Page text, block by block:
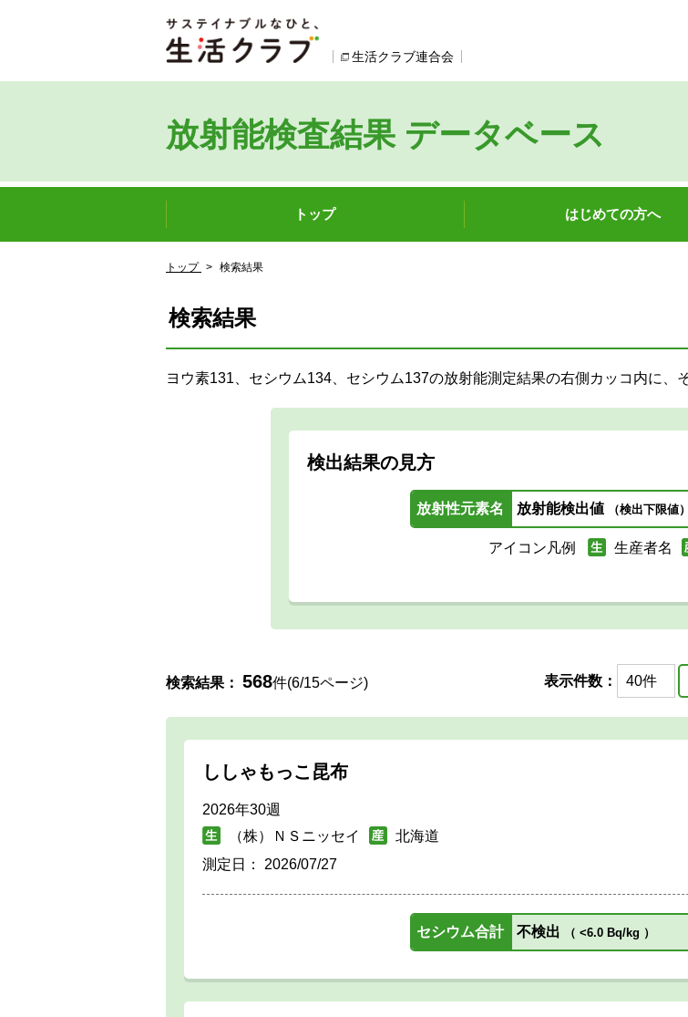
生活クラブ連合会
放射能検査結果 データベース
ここからサイト内共通メニューです。
サイト内共通メニューをスキップする
トップ
はじめての方へ
トップ > 検索結果
検索結果
ヨウ素131、セシウム134、セシウム137の放射能測定結果の右側カッコ内に、
検出結果の見方
放射性元素名 放射能検出値 （検出下限値）
アイコン凡例 生産者名
検索結果： 568件(6/15ページ) 表示件数：
ししゃもっこ昆布
2026年30週
（株）ＮＳニッセイ
北海道
測定日： 2026/07/27
セシウム合計 不検出 （ <6.0 Bq/kg ）